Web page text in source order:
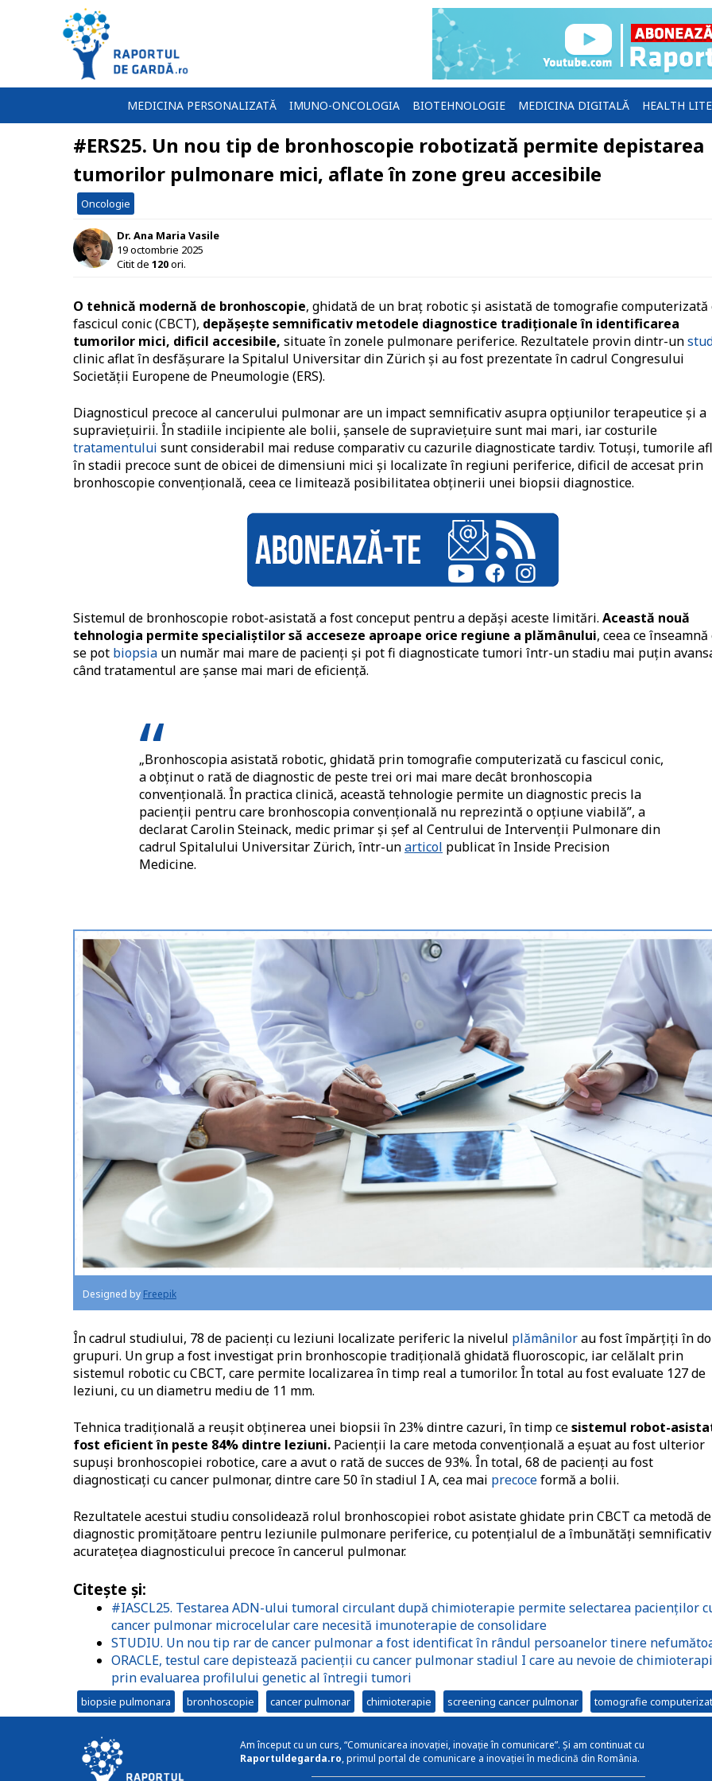
MEDICINA PERSONALIZATĂ IMUNO-ONCOLOGIA BIOTEHNOLOGIE MEDICINA DIGITALĂ HEALTH
#ERS25. Un nou tip de bronhoscopie robotizată permite depistarea
tumorilor pulmonare mici, aflate în zone greu accesibile
Oncologie
Dr. Ana Maria Vasile
19 octombrie 2025
Citit de 120ori.
O tehnică modernă de bronhoscopie, ghidată de un braț robotic și asistată de tomografie computerizată
fascicul conic (CBCT), depășește semnificativ metodele diagnostice tradiționale în identificarea
tumorilor mici, dificil accesibile, situate în zonele pulmonare periferice. Rezultatele provin dintr-un
clinic aflat în desfășurare la Spitalul Universitar din Zürich și au fost prezentate în cadrul Congresului
Societății Europene de Pneumologie (ERS).
Diagnosticul precoce al cancerului pulmonar are un impact semnificativ asupra opțiunilor terapeutice și a
supraviețuirii. În stadiile incipiente ale bolii, șansele de supraviețuire sunt mai mari, iar costurile
tratamentului sunt considerabil mai reduse comparativ cu cazurile diagnosticate tardiv. Totuși, tumorile
în stadii precoce sunt de obicei de dimensiuni mici și localizate în regiuni periferice, dificil de accesat prin
bronhoscopie convențională, ceea ce limitează posibilitatea obținerii unei biopsii diagnostice.
Sistemul de bronhoscopie robot-asistată a fost conceput pentru a depăși aceste limitări. Această nouă
tehnologia permite specialiștilor să acceseze aproape orice regiune a plămânului, ceea ce înseamnă
se pot biopsia un număr mai mare de pacienți și pot fi diagnosticate tumori într-un stadiu mai puțin
când tratamentul are șanse mai mari de eficiență.
„Bronhoscopia asistată robotic, ghidată prin tomografie computerizată cu fascicul conic,
a obținut o rată de diagnostic de peste trei ori mai mare decât bronhoscopia
convențională. În practica clinică, această tehnologie permite un diagnostic precis la
pacienții pentru care bronhoscopia convențională nu reprezintă o opțiune viabilă”, a
declarat Carolin Steinack, medic primar și șef al Centrului de Intervenții Pulmonare din
cadrul Spitalului Universitar Zürich, într-unarticol publicat în Inside Precision
Medicine.
Designed by Freepik
În cadrul studiului, 78 de pacienți cu leziuni localizate periferic la nivelul plămânilorau fost împărțiți în
grupuri. Un grup a fost investigat prin bronhoscopie tradițională ghidată fluoroscopic, iar celălalt prin
sistemul robotic cu CBCT, care permite localizarea în timp real a tumorilor. În total au fost evaluate 127 de
leziuni, cu un diametru mediu de 11 mm.
Tehnica tradițională a reușit obținerea unei biopsii în 23% dintre cazuri, în timp cesistemul robot-
fost eficient în peste 84% dintre leziuni. Pacienții la care metoda convențională a eșuat au fost ulterior
supuși bronhoscopiei robotice, care a avut o rată de succes de 93%. În total, 68 de pacienți au fost
diagnosticați cu cancer pulmonar, dintre care 50 în stadiul I A, cea mai precoceformă a bolii.
Rezultatele acestui studiu consolidează rolul bronhoscopiei robot asistate ghidate prin CBCT ca metodă de
diagnostic promițătoare pentru leziunile pulmonare periferice, cu potențialul de a îmbunătăți semnificativ
acuratețea diagnosticului precoce în cancerul pulmonar.
Citește și:
#IASCL25. Testarea ADN-ului tumoral circulant după chimioterapie permite selectarea pacienților
cancer pulmonar microcelular care necesită imunoterapie de consolidare
STUDIU. Un nou tip rar de cancer pulmonar a fost identificat în rândul persoanelor tinere
ORACLE, testul care depistează pacienții cu cancer pulmonar stadiul I care au nevoie de
prin evaluarea profilului genetic al întregii tumori
biopsie pulmonara bronhoscopie cancer pulmonar chimioterapie screening cancer pulmonar tomografie
Am început cu un curs, “Comunicarea inovației, inovație în comunicare”. Și am continuat cu
Raportuldegarda.ro, primul portal de comunicare a inovației în medicină din România.